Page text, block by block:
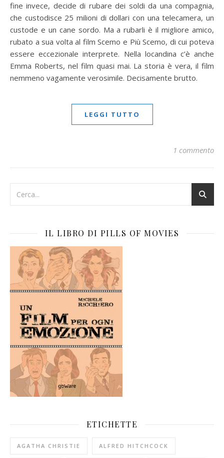
fine invece, decide di rubare dei soldi da una compagnia,
che custodisce 25 milioni di dollari con una telecamera, un
custode e un cane sordo. Ma a rubarli è il migliore amico,
rubato a sua volta al film Scemo e Più Scemo, di cui poteva
essere eccezionale interprete. Nella locandina c’è anche
Emma Roberts, nel film quasi mai. La storia è vera, il film
nemmeno vagamente verosimile. Decisamente brutto.
LEGGI TUTTO
1 commento
IL LIBRO DI PILLS OF MOVIES
ETICHETTE
AGATHA CHRISTIE ALFRED HITCHCOCK